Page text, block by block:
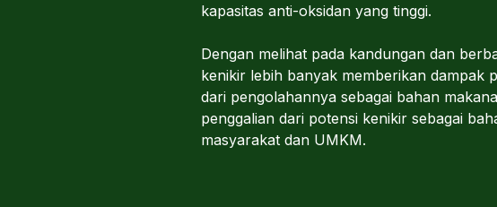
kapasitas anti-oksidan yang tinggi.
Dengan melihat pada kandungan dan
kenikir lebih banyak memberikan dampak
dari pengolahannya sebagai bahan
penggalian dari potensi kenikir sebagai
masyarakat dan UMKM.